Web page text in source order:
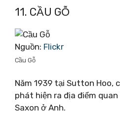
11. CẦU GỖ
Nguồn: Flickr
Cầu Gỗ
Năm 1939 tại Sutton Hoo,
phát hiện ra địa điểm
Saxon ở Anh.